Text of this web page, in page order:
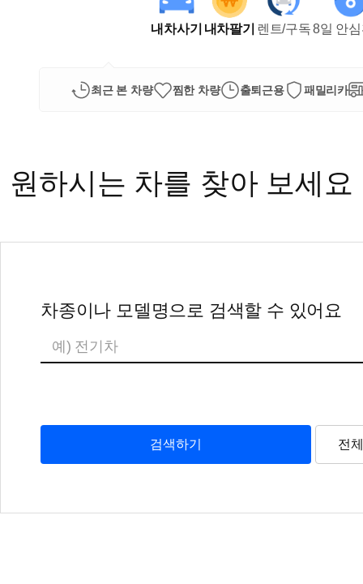
내차사기 내차팔기 렌트/구독8일 안
최근 본 차량 찜한 차량 출퇴근용 패밀리카
원하시는 차를 찾아 보세요
차종이나 모델명으로 검색할 수 있어요
검색하기 전